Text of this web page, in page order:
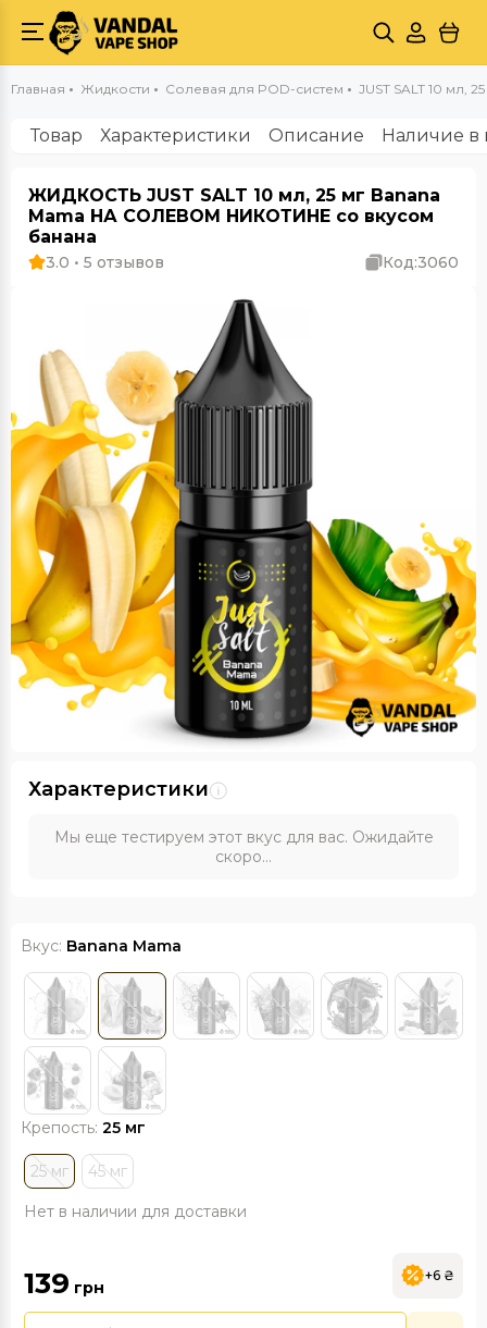
Главная Жидкости Солевая для POD-систем JUST SALT 10 мл,
Товар Характеристики Описание Наличие в
ЖИДКОСТЬ JUST SALT 10 мл, 25 мг Banana
Mama НА СОЛЕВОМ НИКОТИНЕ со вкусом
банана
3.0 • 5 отзывов Код:3060
Характеристики
Мы еще тестируем этот вкус для вас. Ожидайте
скоро...
Вкус: Banana Mama
Крепость: 25 мг
25 мг 45 мг
Нет в наличии для доставки
139 грн
+6 ₴